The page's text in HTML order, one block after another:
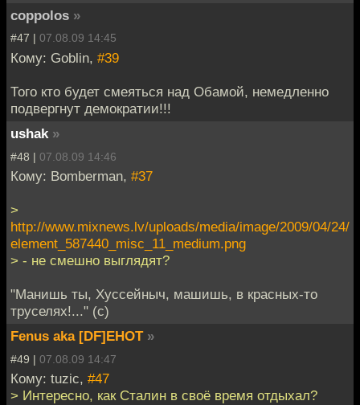
coppolos »
#47 | 07.08.09 14:45
Кому: Goblin, #39
Того кто будет смеяться над Обамой, немедленно
подвергнут демократии!!!
ushak »
#48 | 07.08.09 14:46
Кому: Bomberman, #37
>
http://www.mixnews.lv/uploads/media/image/2009/04/24/
element_587440_misc_11_medium.png
> - не смешно выглядят?
"Манишь ты, Хуссейныч, машишь, в красных-то
труселях!..." (с)
Fenus aka [DF]EHOT »
#49 | 07.08.09 14:47
Кому: tuzic, #47
> Интересно, как Сталин в своё время отдыхал?